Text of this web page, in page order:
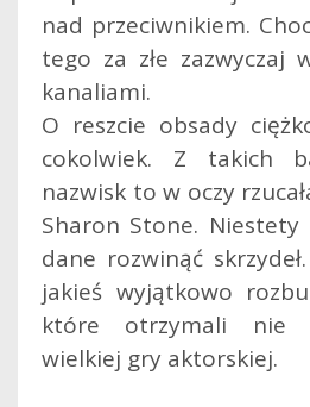
nad przeciwnikiem.
tego za złe zazwyczaj
kanaliami.
O reszcie obsady
cokolwiek. Z takich
nazwisk to w oczy
Sharon Stone. Niestety
dane rozwinąć
jakieś wyjątkowo
które otrzymali nie
wielkiej gry aktorskiej.